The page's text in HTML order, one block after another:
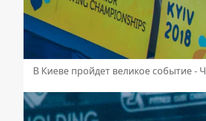
В Киеве пройдет великое событие